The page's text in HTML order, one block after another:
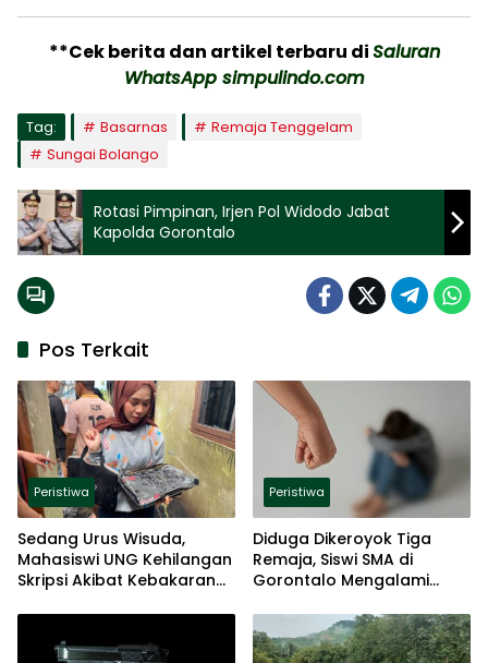
**Cek berita dan artikel terbaru diSaluran
WhatsApp simpulindo.com
Tag: Basarnas
Remaja Tenggelam
Sungai Bolango
Rotasi Pimpinan, Irjen Pol Widodo Jabat
Kapolda Gorontalo
Pos Terkait
Peristiwa
Sedang Urus Wisuda,
Mahasiswi UNG Kehilangan
Skripsi Akibat Kebakaran
Peristiwa
Diduga Dikeroyok Tiga
Remaja, Siswi SMA di
Gorontalo Mengalami